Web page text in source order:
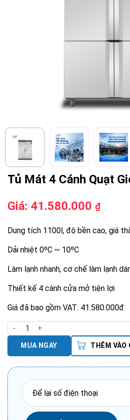
Tủ Mát 4 Cánh Quạt
Giá: 41.580.000 ₫
Dung tích 1100l, độ bền cao, giá
Dải nhiệt 0ºC ~ 10ºC
Làm lạnh nhanh, cơ chế làm lạnh
Thiết kế 4 cánh cửa mở tiện lợi
Giá đã bao gồm VAT: 41.580.000đ
Tủ Mát 4 Cánh Quạt Gió số lượng
THÊM VÀO
MUA NGAY